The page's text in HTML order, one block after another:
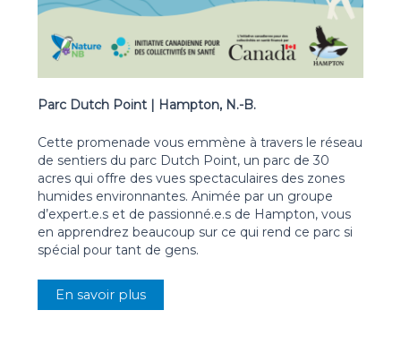
Parc Dutch Point | Hampton, N.-B.
Cette promenade vous emmène à travers le réseau
de sentiers du parc Dutch Point, un parc de 30
acres qui offre des vues spectaculaires des zones
humides environnantes. Animée par un groupe
d’expert.e.s et de passionné.e.s de Hampton, vous
en apprendrez beaucoup sur ce qui rend ce parc si
spécial pour tant de gens.
En savoir plus